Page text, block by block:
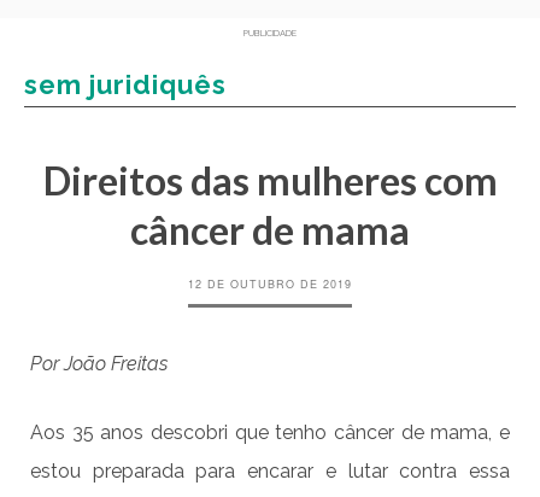
PUBLICIDADE
sem juridiquês
Direitos das mulheres com
câncer de mama
12 DE OUTUBRO DE 2019
Por João Freitas
Aos 35 anos descobri que tenho câncer de mama, e
estou preparada para encarar e lutar contra essa